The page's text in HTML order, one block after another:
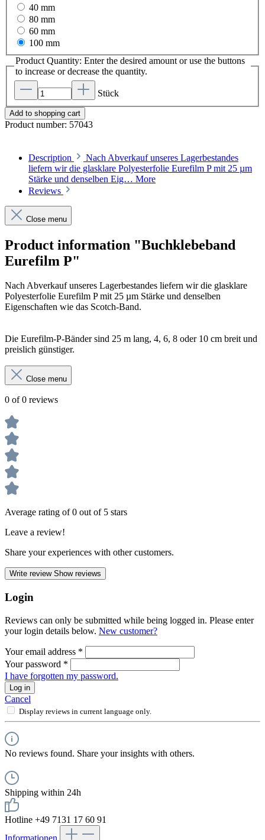
40 mm
80 mm
60 mm
100 mm
Product Quantity: Enter the desired amount or use the buttons
to increase or decrease the quantity.
Stück
Add to shopping cart
Product number: 57043
Description
Nach Abverkauf unseres Lagerbestandes
liefern wir die glasklare Polyesterfolie Eurefilm P mit 25 µm
Stärke und denselben Eig… More
Reviews
Close menu
Product information "Buchklebeband
Eurefilm P"
Nach Abverkauf unseres Lagerbestandes liefern wir die glasklare
Polyesterfolie Eurefilm P mit 25 µm Stärke und denselben
Eigenschaften wie das Scotch-Band.
Die Eurefilm-P-Bänder sind 25 m lang, 4, 6, 8 oder 10 cm breit und
preislich günstiger.
Close menu
0 of 0 reviews
Average rating of 0 out of 5 stars
Leave a review!
Share your experiences with other customers.
Write review Show reviews
Login
Reviews can only be submitted while being logged in. Please enter
your login details below. New customer?
Your email address *
Your password *
I have forgotten my password.
Log in
Cancel
Display reviews in current language only.
No reviews found. Share your insights with others.
Shipping within 24h
Hotline +49 7131 17 60 91
Informationen